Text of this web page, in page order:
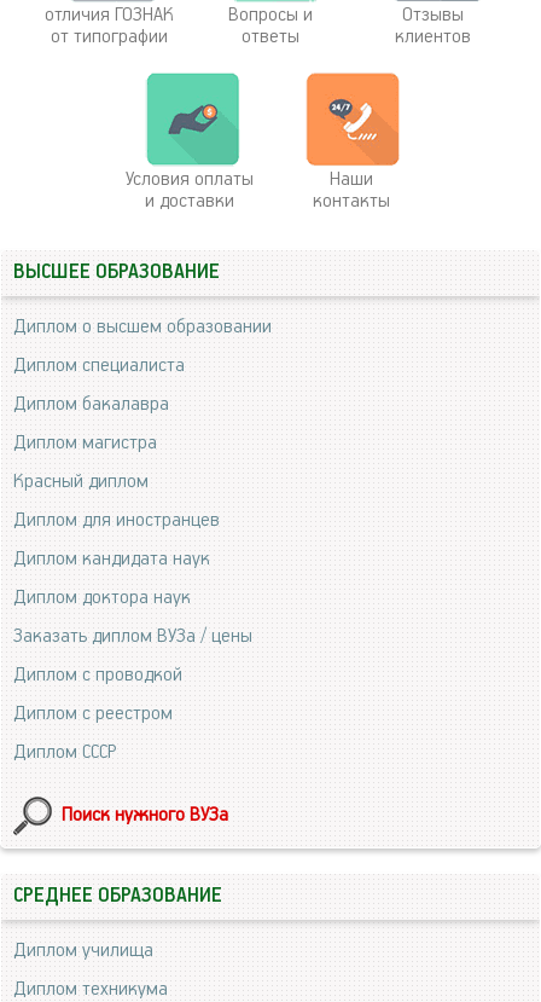
отличия ГОЗНАК
от типографии
Вопросы и
ответы
Отзывы
клиентов
Условия оплаты
и доставки
Наши
контакты
ВЫСШЕЕ ОБРАЗОВАНИЕ
Диплом о высшем образовании
Диплом специалиста
Диплом бакалавра
Диплом магистра
Красный диплом
Диплом для иностранцев
Диплом кандидата наук
Диплом доктора наук
Заказать диплом ВУЗа / цены
Диплом с проводкой
Диплом с реестром
Диплом СССР
Поиск нужного ВУЗа
СРЕДНЕЕ ОБРАЗОВАНИЕ
Диплом училища
Диплом техникума